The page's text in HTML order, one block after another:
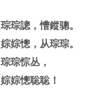
琮琮謥，慒鏦骢。
婃婃憁，从琮琮。
琮琮悰丛，
婃婃憁聡聡！